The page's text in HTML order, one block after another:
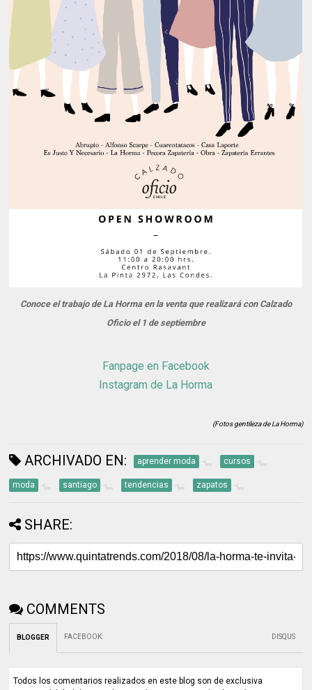
Conoce el trabajo de La Horma en la venta que realizará con Calzado
Oficio el 1 de septiembre
Fanpage en Facebook
Instagram de La Horma
(Fotos gentileza de La Horma)
ARCHIVADO EN: aprender moda cursos
moda santiago tendencias zapatos
SHARE:
COMMENTS
BLOGGER FACEBOOK: DISQUS
Todos los comentarios realizados en este blog son de exclusiva